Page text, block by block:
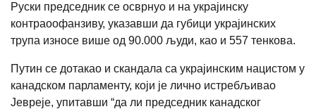
Руски председник се осврнуо и на украјинску
контраоофанзиву, указавши да губици украјинских
трупа износе више од 90.000 људи, као и 557 тенкова.
Путин се дотакао и скандала са украјинским нацистом у
канадском парламенту, који је лично истребљивао
Јевреје, упитавши “да ли председник канадског